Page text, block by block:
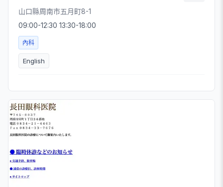
山口縣周南市五月町8-1
09:00-12:30 13:30-18:00
內科
English